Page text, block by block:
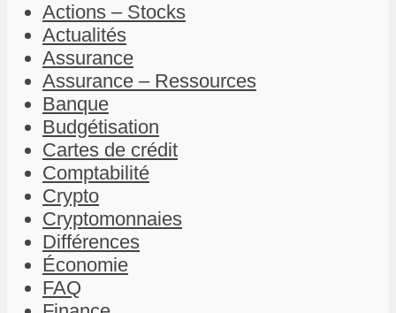
Actions – Stocks
Actualités
Assurance
Assurance – Ressources
Banque
Budgétisation
Cartes de crédit
Comptabilité
Crypto
Cryptomonnaies
Différences
Économie
FAQ